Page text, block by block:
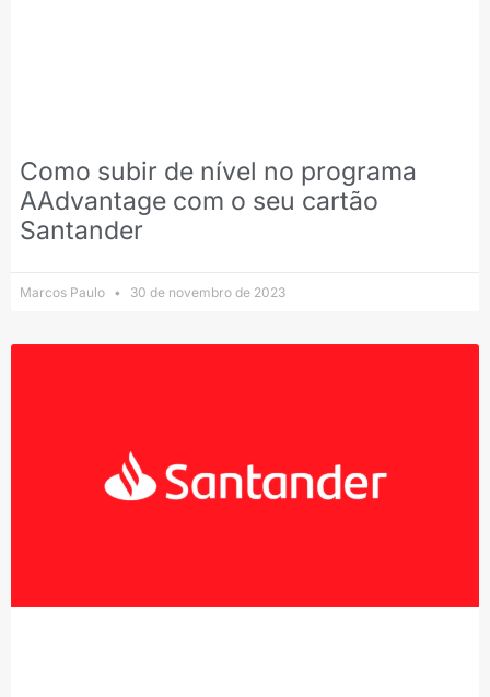
Como subir de nível no programa
AAdvantage com o seu cartão
Santander
Marcos Paulo 30 de novembro de 2023